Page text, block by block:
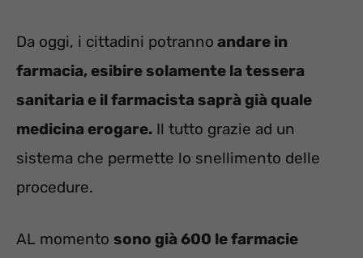
Da oggi, i cittadini potranno andare in
farmacia, esibire solamente la tessera
sanitaria e il farmacista saprà già quale
medicina erogare. Il tutto grazie ad un
sistema che permette lo snellimento delle
procedure.
AL momento sono già 600 le farmacie